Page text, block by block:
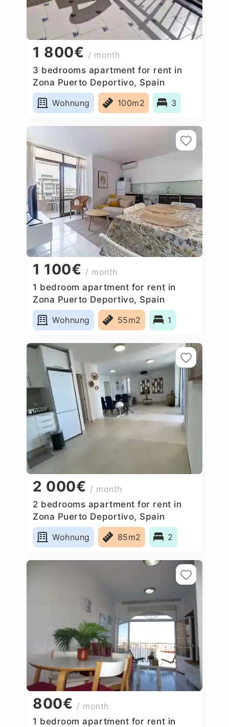
1 800€ / month
3 bedrooms apartment for rent in
Zona Puerto Deportivo, Spain
Wohnung
100m2 3
1 100€ / month
1 bedroom apartment for rent in
Zona Puerto Deportivo, Spain
Wohnung
55m2 1
2 000€ / month
2 bedrooms apartment for rent in
Zona Puerto Deportivo, Spain
Wohnung
85m2 2
800€ / month
1 bedroom apartment for rent in